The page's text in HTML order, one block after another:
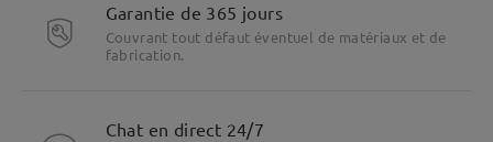
Garantie de 365 jours
Couvrant tout défaut éventuel de matériaux et de
fabrication.
Chat en direct 24/7